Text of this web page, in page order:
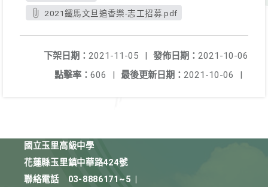
2021鐵馬文旦追香樂-志工招募.pdf
發佈日期： 2021-10-06
下架日期： 2021-11-05
|
最後更新日期： 2021-10-06 |
點擊率： 606 |
國立玉里高級中學
花蓮縣玉里鎮中華路424號
聯絡電話
03-8886171~5